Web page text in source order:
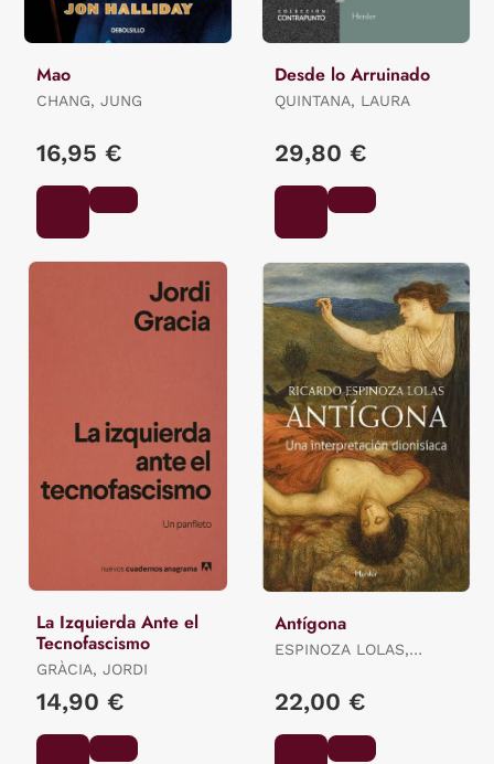
Mao
CHANG, JUNG
16,95 €
Desde lo Arruinado
QUINTANA, LAURA
29,80 €
La Izquierda Ante el
Tecnofascismo
GRÀCIA, JORDI
14,90 €
Antígona
ESPINOZA LOLAS,
22,00 €